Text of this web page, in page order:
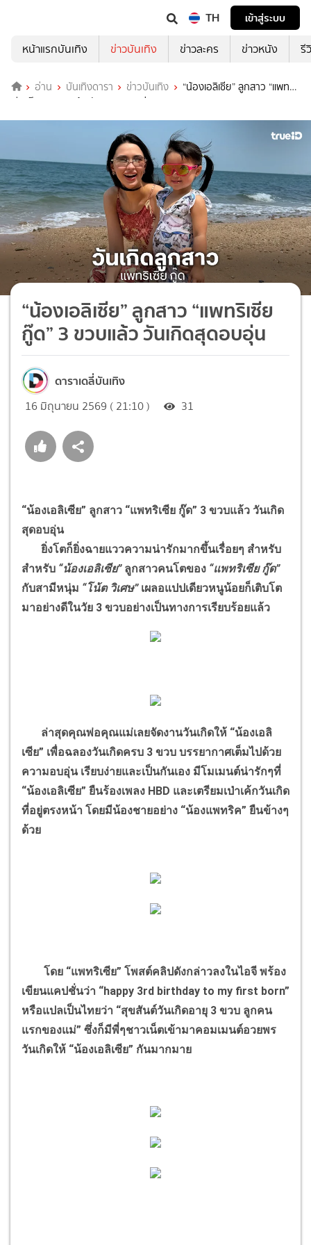
TH
เข้าสู่ระบบ
หน้าแรกบันเทิง
ข่าวบันเทิง ข่าวละคร ข่าวหนัง รี
อ่าน บันเทิงดารา ข่าวบันเทิง
“น้องเอลิเซีย” ลูกสาว “แพทริ
เซีย กู๊ด” 3 ขวบแล้ว วันเกิดสุดอบอุ่น
“น้องเอลิเซีย” ลูกสาว “แพทริเซีย
กู๊ด” 3 ขวบแล้ว วันเกิดสุดอบอุ่น
ดาราเดลี่บันเทิง
16 มิถุนายน 2569 ( 21:10 ) 31
“น้องเอลิเซีย” ลูกสาว “แพทริเซีย กู๊ด” 3 ขวบแล้ว วันเกิด
สุดอบอุ่น
ยิ่งโตก็ยิ่งฉายแววความน่ารักมากขึ้นเรื่อยๆ สำหรับ
สำหรับ “น้องเอลิเซีย”ลูกสาวคนโตของ “แพทริเซีย กู๊ด”
กับสามีหนุ่ม “โน้ต วิเศษ” เผลอแปปเดียวหนูน้อยก็เติบโต
มาอย่างดีในวัย 3 ขวบอย่างเป็นทางการเรียบร้อยแล้ว
ล่าสุดคุณพ่อคุณแม่เลยจัดงานวันเกิดให้ “น้องเอลิ
เซีย” เพื่อฉลองวันเกิดครบ 3 ขวบ บรรยากาศเต็มไปด้วย
ความอบอุ่น เรียบง่ายและเป็นกันเอง มีโมเมนต์น่ารักๆที่
“น้องเอลิเซีย” ยืนร้องเพลง HBD และเตรียมเป่าเค้กวันเกิด
ที่อยู่ตรงหน้า โดยมีน้องชายอย่าง “น้องแพทริค” ยืนข้างๆ
ด้วย
โดย “แพทริเซีย” โพสต์คลิปดังกล่าวลงในไอจี พร้อง
เขียนแคปชั่นว่า “happy 3rd birthday to my first born”
หรือแปลเป็นไทยว่า “สุขสันต์วันเกิดอายุ 3 ขวบ ลูกคน
แรกของแม่” ซึ่งก็มีพี่ๆชาวเน็ตเข้ามาคอมเมนต์อวยพร
วันเกิดให้ “น้องเอลิเซีย” กันมากมาย